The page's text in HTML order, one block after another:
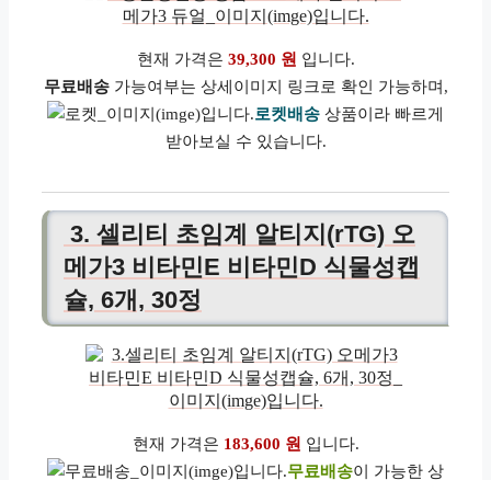
현재 가격은 39,300 원 입니다.
무료배송가능여부는 상세이미지 링크로 확인 가능하며,
로켓배송 상품이라 빠르게
받아보실 수 있습니다.
3. 셀리티 초임계 알티지(rTG) 오
메가3 비타민E 비타민D 식물성캡
슐, 6개, 30정
현재 가격은 183,600 원 입니다.
무료배송이 가능한 상